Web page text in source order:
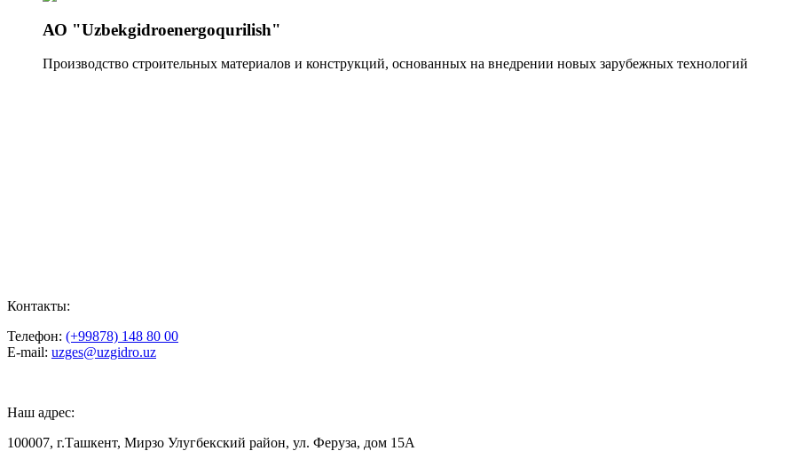
АО "Uzbekgidroenergoqurilish"
Производство строительных материалов и конструкций, основанных на внедрении новых зарубежных технологий
Контакты:
Телефон: (+99878) 148 80 00
E-mail: uzges@uzgidro.uz
Наш адрес:
100007, г.Ташкент, Мирзо Улугбекский район, ул. Феруза, дом 15А